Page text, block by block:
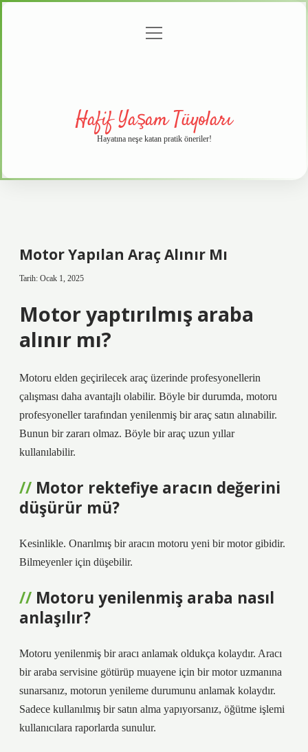
menüyü
Hafif Yaşam Tüyoları
Hayatına neşe katan pratik öneriler!
Motor Yapılan Araç Alınır Mı
Tarih: Ocak 1, 2025
Motor yaptırılmış araba
alınır mı?
Motoru elden geçirilecek araç üzerinde profesyonellerin
çalışması daha avantajlı olabilir. Böyle bir durumda, motoru
profesyoneller tarafından yenilenmiş bir araç satın alınabilir.
Bunun bir zararı olmaz. Böyle bir araç uzun yıllar
kullanılabilir.
Motor rektefiye aracın değerini
düşürür mü?
Kesinlikle. Onarılmış bir aracın motoru yeni bir motor gibidir.
Bilmeyenler için düşebilir.
Motoru yenilenmiş araba nasıl
anlaşılır?
Motoru yenilenmiş bir aracı anlamak oldukça kolaydır. Aracı
bir araba servisine götürüp muayene için bir motor uzmanına
sunarsanız, motorun yenileme durumunu anlamak kolaydır.
Sadece kullanılmış bir satın alma yapıyorsanız, öğütme işlemi
kullanıcılara raporlarda sunulur.